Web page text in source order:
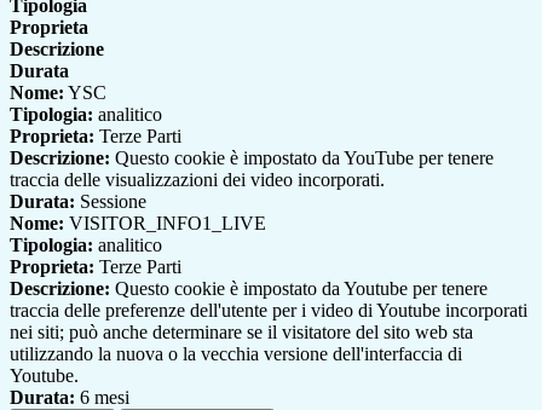
Tipologia
Proprieta
Descrizione
Durata
Nome: YSC
Tipologia: analitico
Proprieta: Terze Parti
Descrizione: Questo cookie è impostato da YouTube per tenere
traccia delle visualizzazioni dei video incorporati.
Durata: Sessione
Nome: VISITOR_INFO1_LIVE
Tipologia: analitico
Proprieta: Terze Parti
Descrizione: Questo cookie è impostato da Youtube per tenere
traccia delle preferenze dell'utente per i video di Youtube incorporati
nei siti; può anche determinare se il visitatore del sito web sta
utilizzando la nuova o la vecchia versione dell'interfaccia di
Youtube.
Durata: 6 mesi